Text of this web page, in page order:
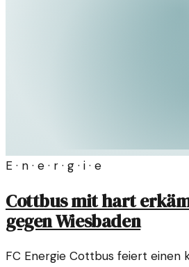
E · n · e · r · g · i · e
Cottbus mit hart
gegen Wiesbaden
FC Energie Cottbus feiert einen